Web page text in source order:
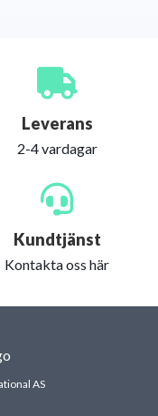
Leverans
2-4 vardagar
Kundtjänst
Kontakta oss här
AS